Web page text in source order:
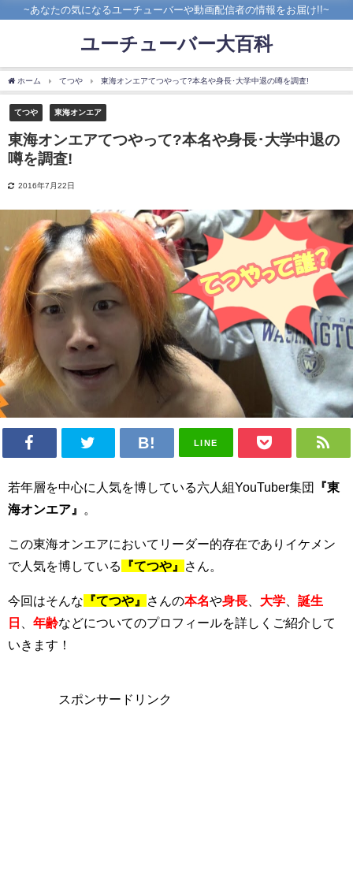
~あなたの気になるユーチューバーや動画配信者の情報をお届け!!~
ユーチューバー大百科
ホーム てつや 東海オンエアてつやって?本名や身長･大学中退の噂を調査!
てつや 東海オンエア
東海オンエアてつやって?本名や身長･大学中退の
噂を調査!
2016年7月22日
LINE
若年層を中心に人気を博している六人組YouTuber集団
『東
海オンエア』
この東海オンエアにおいてリーダー的存在でありイケメン
で人気を博している
『てつや』 さん。
今回はそんな 『てつや』 さんの本名や身長 大学
誕生
日
年齢などについてのプロフィールを詳しくご紹介して
いきます！
スポンサードリンク